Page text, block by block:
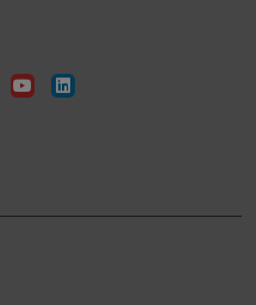
YoutubeLinkedin